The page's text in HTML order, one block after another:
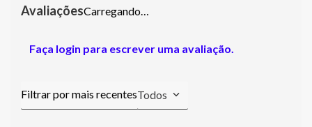
Carregando…
Faça login para escrever uma avaliação.
Todos